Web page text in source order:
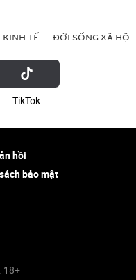
KINH TẾ ĐỜI SỐNG XÃ HỘI
ТikТоk
hồi
bảo mật
18+